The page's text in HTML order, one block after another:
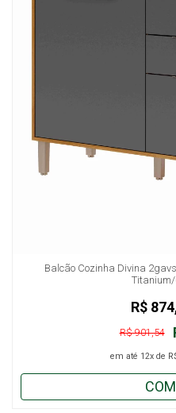
Balcão Cozinha Divina
R$ 901,54
em até 12x de
R$